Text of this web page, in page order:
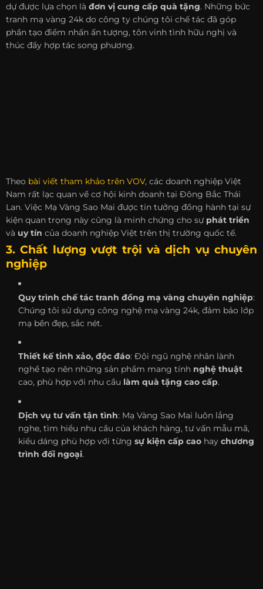
dự được lựa chọn là đơn vị cung cấp quà tặng. Những bức
tranh mạ vàng 24k do công ty chúng tôi chế tác đã góp
phần tạo điểm nhấn ấn tượng, tôn vinh tình hữu nghị và
thúc đẩy hợp tác song phương.
Theo bài viết tham khảo trên VOV, các doanh nghiệp Việt
Nam rất lạc quan về cơ hội kinh doanh tại Đông Bắc Thái
Lan. Việc Mạ Vàng Sao Mai được tin tưởng đồng hành tại sự
kiện quan trọng này cũng là minh chứng cho sự phát triển
và uy tín của doanh nghiệp Việt trên thị trường quốc tế.
3. Chất lượng vượt trội và dịch vụ chuyên
nghiệp
Quy trình chế tác tranh đồng mạ vàng chuyên nghiệp:
Chúng tôi sử dụng công nghệ mạ vàng 24k, đảm bảo lớp
mạ bền đẹp, sắc nét.
Thiết kế tinh xảo, độc đáo: Đội ngũ nghệ nhân lành
nghề tạo nên những sản phẩm mang tính nghệ thuật
cao, phù hợp với nhu cầu làm quà tặng cao cấp.
Dịch vụ tư vấn tận tình: Mạ Vàng Sao Mai luôn lắng
nghe, tìm hiểu nhu cầu của khách hàng, tư vấn mẫu mã,
kiểu dáng phù hợp với từng sự kiện cấp caohay chương
trình đối ngoại.